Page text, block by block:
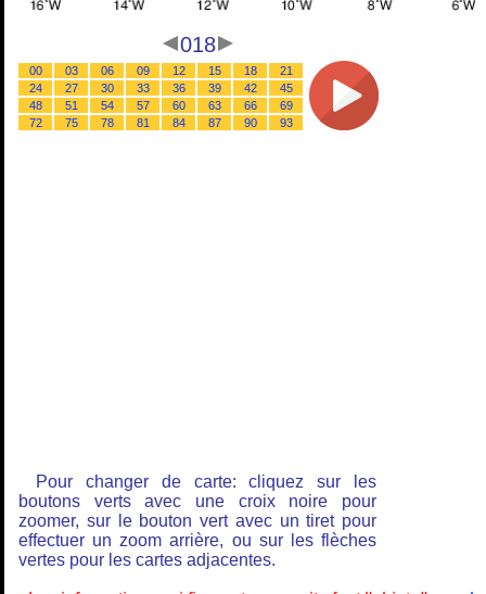
018
00 03 06 09 12 15 18
21
24
27 30 33 36 39 42
45
48
51 54 57 60 63 66
69
72
75 78 81 84 87 90 93
Pour changer de carte: cliquez sur les
boutons verts avec une croix noire pour
zoomer, sur le bouton vert avec un tiret pour
effectuer un zoom arrière, ou sur les flèches
vertes pour les cartes adjacentes.